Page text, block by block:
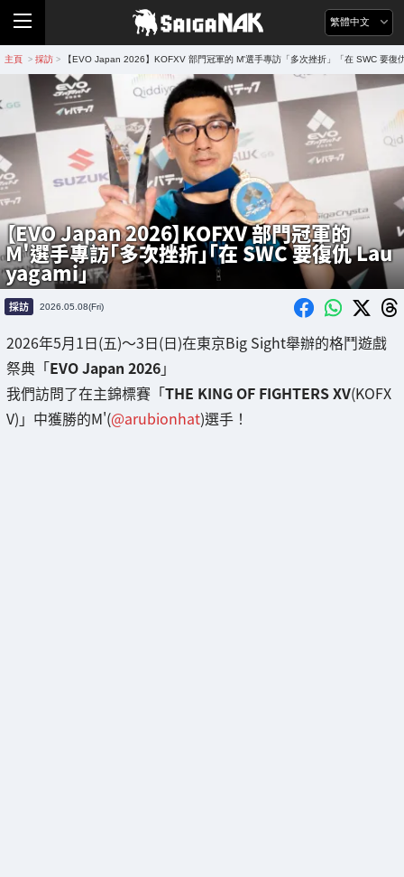
繁體中文
主頁 > 採訪 > 【EVO Japan 2026】KOFXV 部門冠軍的 M'選手專訪「多次挫折」「在 SWC 要復
【EVO Japan 2026】KOFXV 部門冠軍的
M'選手專訪「多次挫折」「在 SWC 要復仇 Lau
yagami」
採訪 2026.05.08(Fri)
2026年5月1日(五)～3日(日)在東京Big Sight舉辦的格鬥遊戲
祭典「EVO Japan 2026」
我們訪問了在主錦標賽「THE KING OF FIGHTERS XV(KOFX
V)」中獲勝的M'(@arubionhat)選手！